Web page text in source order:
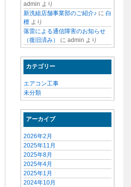
admin より
新洗組店舗事業部のご紹介♪ に 白
檀 より
落雷による通信障害のお知らせ
（復旧済み）
に admin より
カテゴリー
エアコン工事
未分類
アーカイブ
2026年2月
2025年11月
2025年8月
2025年4月
2025年1月
2024年10月